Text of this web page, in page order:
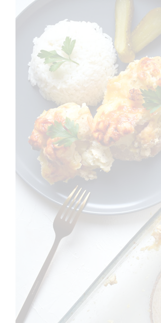
FOGYÓKÚRA
KIKAPCSOLÓDÁS
TESTMOZGÁS
ÖNISMERET
BLOGGER ÉLET
Instagram
FacebookPinterest
TikTok